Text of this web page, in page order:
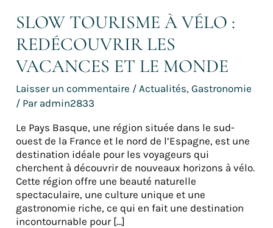
SLOW TOURISME À VÉLO :
REDÉCOUVRIR LES
VACANCES ET LE MONDE
Laisser un commentaire / Actualités,Gastronomie
/ Par admin2833
Le Pays Basque, une région située dans le sud-
ouest de la France et le nord de l’Espagne, est une
destination idéale pour les voyageurs qui
cherchent à découvrir de nouveaux horizons à vélo.
Cette région offre une beauté naturelle
spectaculaire, une culture unique et une
gastronomie riche, ce qui en fait une destination
incontournable pour […]